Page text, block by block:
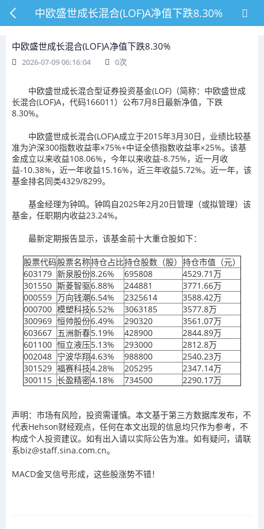
中欧盛世成长混合(LOF)A净值下跌8.30%
中欧盛世成长混合(LOF)A净值下跌8.30%
2026-07-09 06:16:04 0次
中欧盛世成长混合型证券投资基金(LOF)（简称：中欧盛世成
长混合(LOF)A，代码166011）公布7月8日最新净值，下跌
8.30%。
中欧盛世成长混合(LOF)A成立于2015年3月30日，业绩比较基
准为沪深300指数收益率×75%+中证全债指数收益率×25%。该基
金成立以来收益108.06%，今年以来收益-8.75%，近一月收
益-10.38%，近一年收益15.16%，近三年收益5.72%。近一年，该
基金排名同类4329/8299。
基金经理为钟鸣。钟鸣自2025年2月20日管理（或拟管理）该
基金，任职期内收益23.24%。
最新定期报告显示，该基金前十大重仓股如下：
股票代码股票名称持仓占比持仓股数（股） 持仓市值（元）
603179 新泉股份8.26% 695808
4529.71万
301550 斯菱智驱6.88% 244881
3771.66万
000559 万向钱潮6.54% 2325614
3588.42万
000700 模塑科技6.52% 3063185
3577.8万
300969 恒帅股份6.49% 290320
3561.07万
603667 五洲新春5.19% 428900
2844.89万
601100 恒立液压5.13% 293000
2812.8万
002048 宁波华翔4.63% 988800
2540.23万
301529 福赛科技4.28% 205295
2347.14万
300115 长盈精密4.18% 734500 2290.17万
声明：市场有风险，投资需谨慎。本文基于第三方数据库发布，不
代表Hehson财经观点，任何在本文出现的信息均只作为参考，不
构成个人投资建议。如有出入请以实际公告为准。如有疑问，请联
系biz@staff.sina.com.cn。
MACD金叉信号形成，这些股涨势不错！